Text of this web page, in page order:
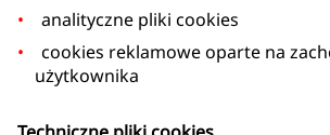
analityczne pliki cookies
cookies reklamowe oparte na
użytkownika